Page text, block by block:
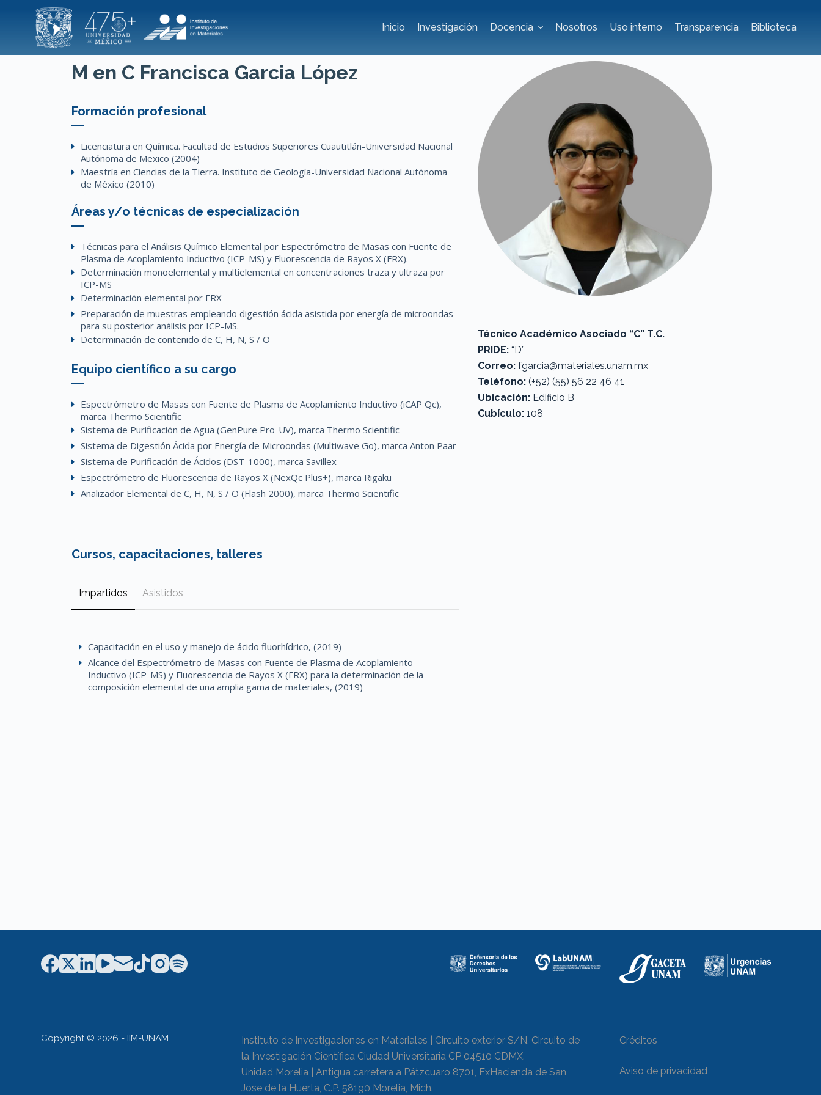
Inicio Investigación Docencia Nosotros Uso interno Transparencia Biblioteca
M en C Francisca Garcia López
Formación profesional
Licenciatura en Química. Facultad de Estudios Superiores Cuautitlán-Universidad Nacional
Autónoma de Mexico (2004)
Maestría en Ciencias de la Tierra. Instituto de Geología-Universidad Nacional Autónoma
de México (2010)
Áreas y/o técnicas de especialización
Técnicas para el Análisis Químico Elemental por Espectrómetro de Masas con Fuente de
Plasma de Acoplamiento Inductivo (ICP-MS) y Fluorescencia de Rayos X (FRX).
Determinación monoelemental y multielemental en concentraciones traza y ultraza por
ICP-MS
Determinación elemental por FRX
Preparación de muestras empleando digestión ácida asistida por energía de microondas
para su posterior análisis por ICP-MS.
Determinación de contenido de C, H, N, S / O
Equipo científico a su cargo
Espectrómetro de Masas con Fuente de Plasma de Acoplamiento Inductivo (iCAP Qc),
marca Thermo Scientific
Sistema de Purificación de Agua (GenPure Pro-UV), marca Thermo Scientific
Sistema de Digestión Ácida por Energía de Microondas (Multiwave Go), marca Anton Paar
Sistema de Purificación de Ácidos (DST-1000), marca Savillex
Espectrómetro de Fluorescencia de Rayos X (NexQc Plus+), marca Rigaku
Analizador Elemental de C, H, N, S / O (Flash 2000), marca Thermo Scientific
Cursos, capacitaciones, talleres
Impartidos Asistidos
Capacitación en el uso y manejo de ácido fluorhídrico, (2019)
Alcance del Espectrómetro de Masas con Fuente de Plasma de Acoplamiento
Inductivo (ICP-MS) y Fluorescencia de Rayos X (FRX) para la determinación de la
composición elemental de una amplia gama de materiales, (2019)
Técnico Académico Asociado “C” T.C.
PRIDE: “D”
Correo: fgarcia@materiales.unam.mx
Teléfono: (+52) (55) 56 22 46 41
Ubicación: Edificio B
Cubículo: 108
Copyright © 2026 - IIM-UNAM
Instituto de Investigaciones en Materiales | Circuito exterior S/N, Circuito de
la Investigación Científica Ciudad Universitaria CP 04510 CDMX.
Unidad Morelia | Antigua carretera a Pátzcuaro 8701, ExHacienda de San
Jose de la Huerta, C.P. 58190 Morelia, Mich.
Créditos
Aviso de privacidad